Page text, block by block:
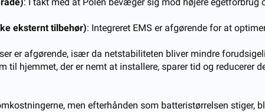
eksternt tilbehør): Integreret EMS er afgørende for at
er afgørende, især da netstabiliteten bliver mindre
til hjemmet, der er nemt at installere, sparer tid og
men efterhånden som batteristørrelsen